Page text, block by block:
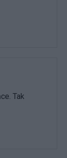
Tak